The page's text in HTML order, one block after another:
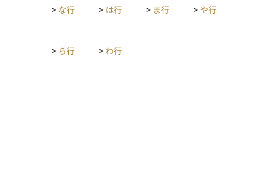
> な行 > は行 > ま行 > や行
> ら行 > わ行